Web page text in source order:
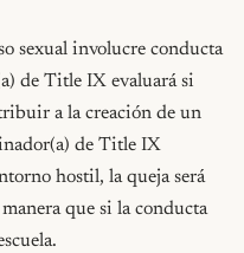
sexual involucre conducta
de Title IX evaluará si
a la creación de un
de Title IX
hostil, la queja será
que si la conducta